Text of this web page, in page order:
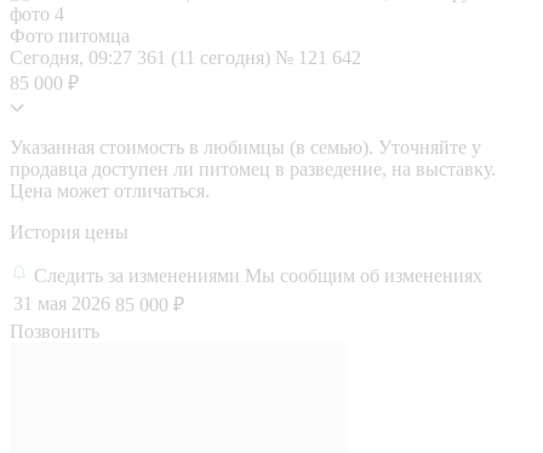
Фото питомца
Сегодня, 09:27 361 (11 сегодня) № 121 642
85 000 ₽
Указанная стоимость в любимцы (в семью). Уточняйте у
продавца доступен ли питомец в разведение, на выставку.
Цена может отличаться.
История цены
Следить за изменениями Мы сообщим об изменениях
31 мая 2026 85 000 ₽
Позвонить